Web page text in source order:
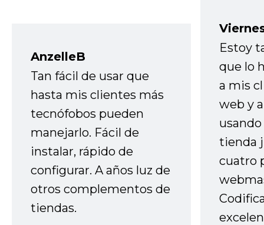
AnzelleB
Tan fácil de usar que
hasta mis clientes más
tecnófobos pueden
manejarlo. Fácil de
instalar, rápido de
configurar. A años luz de
otros complementos de
tiendas.
Estoy
que lo
a mis
web y
tienda
cuatro